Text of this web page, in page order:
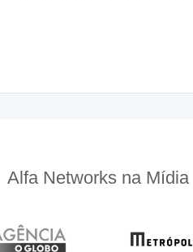
Alfa Networks na Mídia